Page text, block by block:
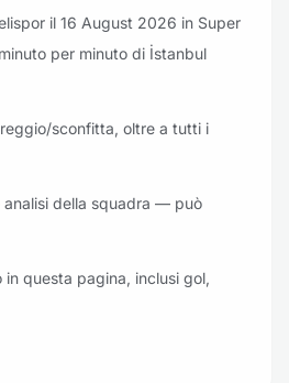
il 16 August 2026 in Super
per minuto di İstanbul
sconfitta, oltre a tutti i
analisi della squadra — può
questa pagina, inclusi gol,